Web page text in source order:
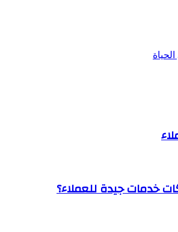
خدمات جيدة للعملاء؟